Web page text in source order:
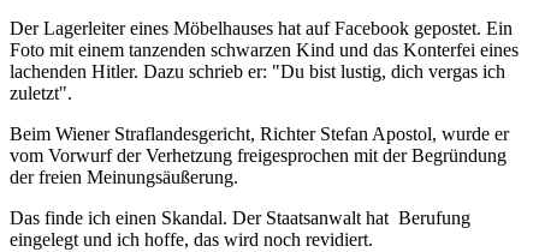
Der Lagerleiter eines Möbelhauses hat auf Facebook gepostet. Ein
Foto mit einem tanzenden schwarzen Kind und das Konterfei eines
lachenden Hitler. Dazu schrieb er: "Du bist lustig, dich vergas ich
zuletzt".
Beim Wiener Straflandesgericht, Richter Stefan Apostol, wurde er
vom Vorwurf der Verhetzung freigesprochen mit der Begründung
der freien Meinungsäußerung.
Das finde ich einen Skandal. Der Staatsanwalt hat Berufung
eingelegt und ich hoffe, das wird noch revidiert.